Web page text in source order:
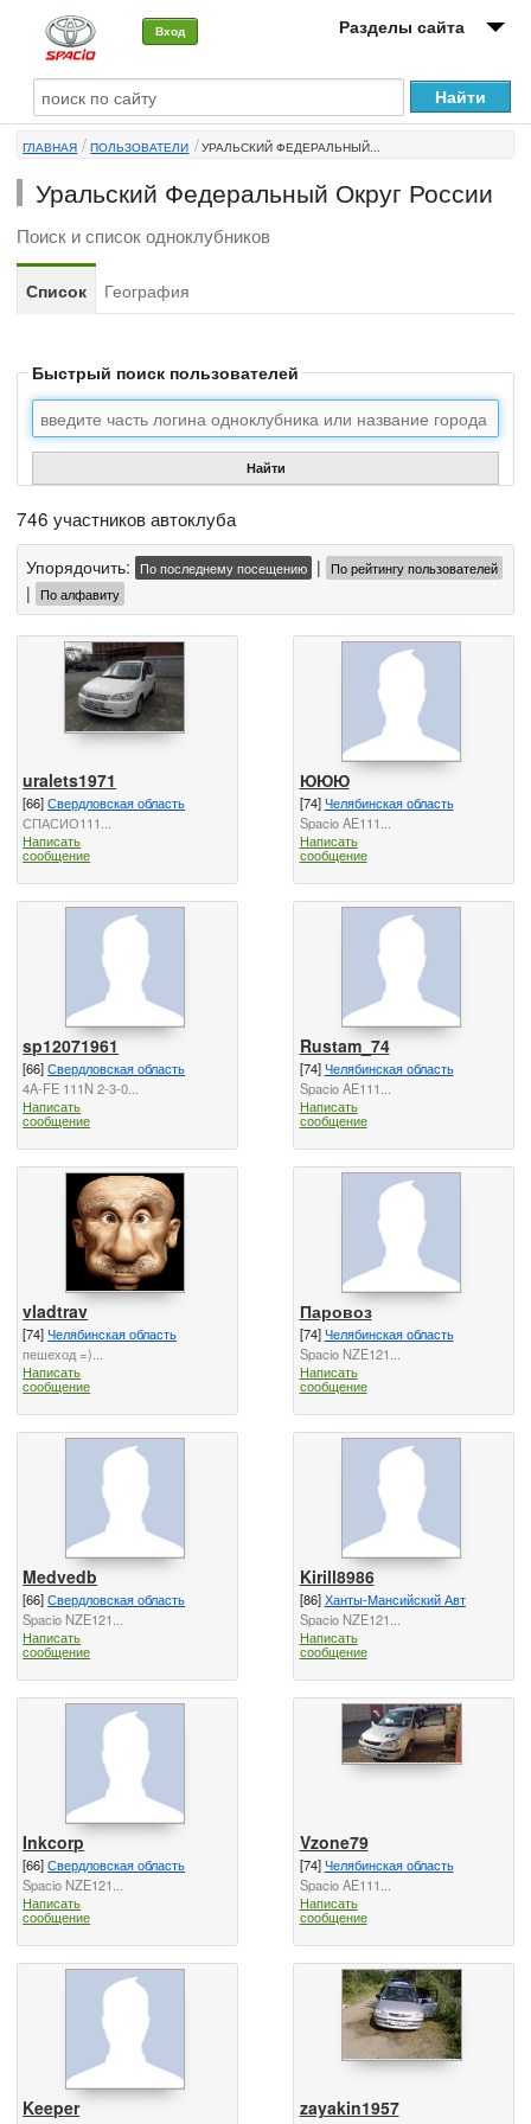
Вход Разделы сайта
О машине
Автоклуб
Форумы
Сервисы и услуги
ГЛАВНАЯ ПОЛЬЗОВАТЕЛИ УРАЛЬСКИЙ ФЕДЕРАЛЬНЫЙ...
Уральский Федеральный Округ России
Поиск и список одноклубников
Список География
Быстрый поиск пользователей
Найти
746 участников автоклуба
Упорядочить: По последнему посещению | По рейтингу пользователей
| По алфавиту
uralets1971
[66]Свердловская область
СПАСИО111...
Написать
сообщение
ЮЮЮ
[74]Челябинская область
Spacio AE111...
Написать
сообщение
sp12071961
[66]Свердловская область
4A-FE 111N 2-3-0...
Написать
сообщение
Rustam_74
[74]Челябинская область
Spacio AE111...
Написать
сообщение
vladtrav
[74]Челябинская область
пешеход =)...
Написать
сообщение
Паровоз
[74]Челябинская область
Spacio NZE121...
Написать
сообщение
Medvedb
[66]Свердловская область
Spacio NZE121...
Написать
сообщение
Kirill8986
[86]Ханты-Мансийский Автономный
Spacio NZE121...
Написать
сообщение
Inkcorp
[66]Свердловская область
Spacio NZE121...
Написать
сообщение
Vzone79
[74]Челябинская область
Spacio AE111...
Написать
сообщение
Keeper zayakin1957